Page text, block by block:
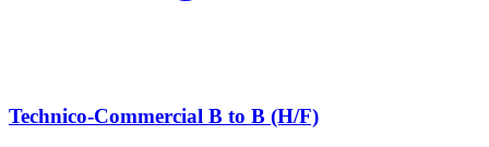
Technico-Commercial B to B (H/F)